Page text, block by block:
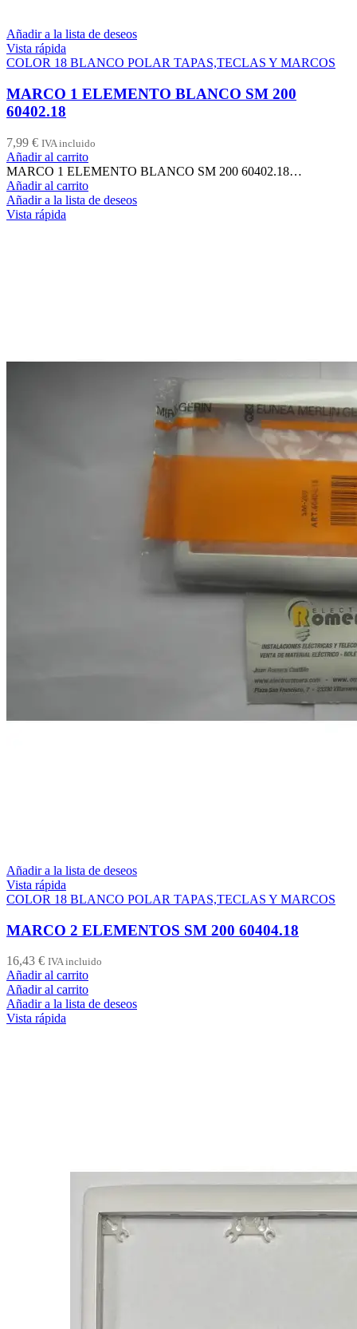
Añadir a la lista de deseos
Vista rápida
COLOR 18 BLANCO POLAR TAPAS,TECLAS Y MARCOS
MARCO 1 ELEMENTO BLANCO SM 200
60402.18
7,99 € IVA incluido
Añadir al carrito
MARCO 1 ELEMENTO BLANCO SM 200 60402.18…
Añadir al carrito
Añadir a la lista de deseos
Vista rápida
Añadir a la lista de deseos
Vista rápida
COLOR 18 BLANCO POLAR TAPAS,TECLAS Y MARCOS
MARCO 2 ELEMENTOS SM 200 60404.18
16,43 € IVA incluido
Añadir al carrito
Añadir al carrito
Añadir a la lista de deseos
Vista rápida